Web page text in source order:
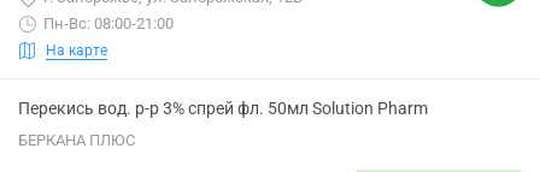
Пн-Вс: 08:00-21:00
На карте
Перекись вод. р-р 3% спрей фл. 50мл Solution Pharm
БЕРКАНА ПЛЮС